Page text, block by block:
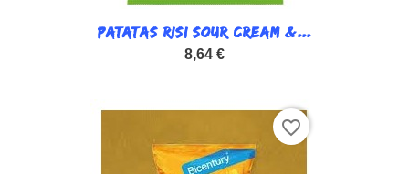
PATATAS RISI SOUR CREAM &...
8,64 €
favorite_border